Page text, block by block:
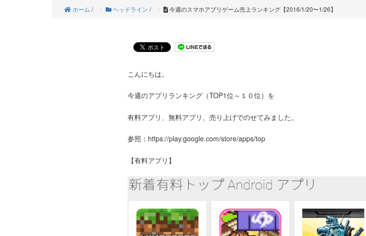
ホーム / ヘッドライン / 今週のスマホアプリゲーム売上ランキング【2016/1/20〜1/26】
こんにちは。
今週のアプリランキング（TOP1位～１０位）を
有料アプリ、無料アプリ、売り上げでのせてみました。
参照：https://play.google.com/store/apps/top
【有料アプリ】